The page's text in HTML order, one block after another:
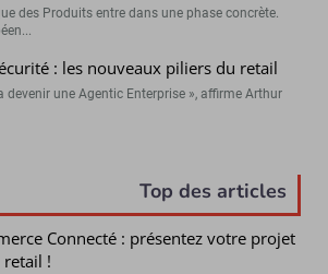
des Produits entre dans une phase concrète.
: les nouveaux piliers du retail
devenir une Agentic Enterprise », affirme Arthur
Top des articles
Connecté : présentez votre projet
!